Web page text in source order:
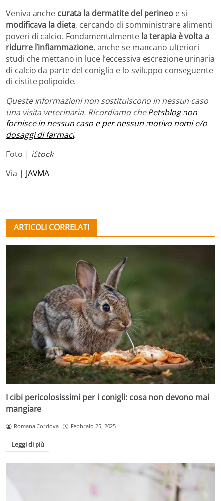
Veniva anche curata la dermatite del perineo e si
modificava la dieta, cercando di somministrare alimenti
poveri di calcio. Fondamentalmente la terapia è volta a
ridurre l’infiammazione, anche se mancano ulteriori
studi che mettano in luce l’eccessiva escrezione urinaria
di calcio da parte del coniglio e lo sviluppo conseguente
di cistite polipoide.
Queste informazioni non sostituiscono in nessun caso
una visita veterinaria. Ricordiamo chePetsblog non
fornisce in nessun caso e per nessun motivo nomi e/o
dosaggi di farmaci.
Foto | iStock
Via | JAVMA
ARTICOLI CORRELATI
I cibi pericolosissimi per i conigli: cosa non devono mai
mangiare
Romana Cordova Febbraio 25, 2025
Leggi di più